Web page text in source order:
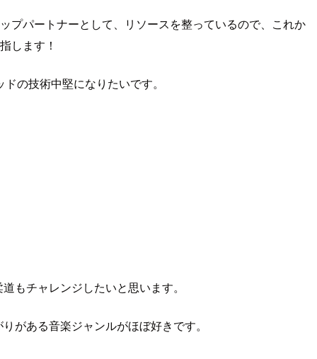
プパートナーとして、リソースを整っているので、これか
します！
の技術中堅になりたいです。
もチャレンジしたいと思います。
がある音楽ジャンルがほぼ好きです。